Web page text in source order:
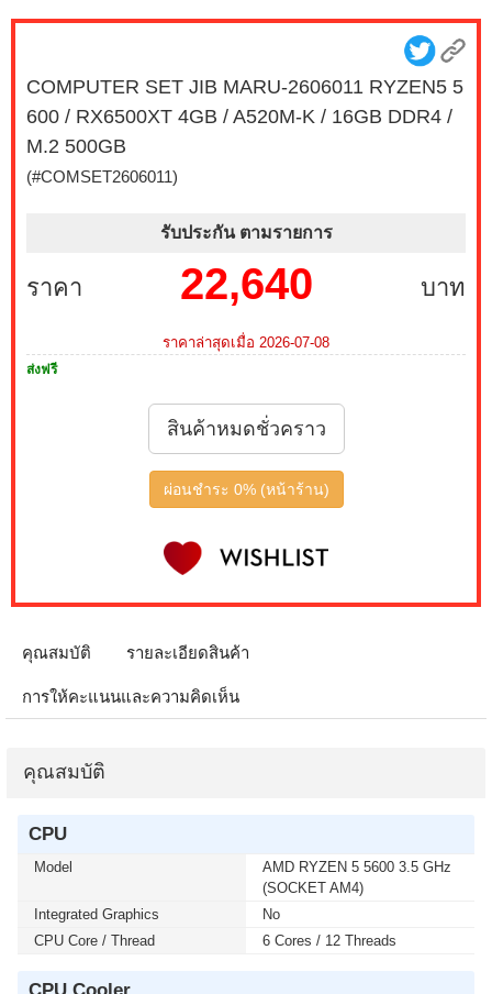
27G550B-B 300Hz G-SYNC-COM (1 เซ็ต ต่อ 1 จอ)
บาท เหลือเพียง 2,300 บาท MONITOR 23.8 MSI IPS
PRO MP243L E14 144Hz FREESYNC (1 เซ็ต ต่อ 1 จอ)
บริการ Onsite Service ติดตั้งคอมพิวเตอร์ถึงบ้านคุณ เมื่อ
ซื้อพร้อมคอมเซ็ต ลดทันที 200 บาท จากปกติ 1,000 บาท
สนใจโปรโมชั่นนี้ ติดต่อ 02-017-4444
เมื่อซื้อพร้อมคอมเซ็ต ลดทันที 790 บาท จากปกติ 3,590
โปรโมชั่นนี้ ติดต่อ 02-017-4444
บาท เหลือเพียง 2,900 บาท MONITOR 24.5 GIGABYTE
IPS GS25F2A SPEAKERS 240Hz (1 เซ็ต ต่อ 1 จอ)
เมื่อซื้อพร้อมคอมเซ็ต ลดทันที 4,000 บาท จากปกติ 9,900
บาท เหลือเพียง 5,900 บาท MONITOR 32 SAMSUNG
COM (1 เซ็ต ต่อ 1 จอ) สนใจโปรโมชั่นนี้ ติดต่อ 02-017-
เมื่อซื้อพร้อมคอมเซ็ต ลดทันที 50 บาท จากปกติ 740 บาท
(MK250) WIRELESS GRAPHITE (1 เซ็ต ต่อ 1 อัน) สนใจ
โปรโมชั่นนี้ ติดต่อ 02-017-4444
บาท เหลือเพียง 3,690 บาท MICROSOFT WINDOWS 11
HOME 64bit Eng Intl 1pk DSP OEI DVD (KW9-00632)(1
บาท เหลือเพียง 4,390 บาท MICROSOFT WINDOWS 11
COMPUTER SET JIB MARU-2606011 RYZEN5 5
600 / RX6500XT 4GB / A520M-K / 16GB DDR4 /
M.2 500GB
(#COMSET2606011)
รับประกัน ตามรายการ
ราคา บาท
22,640
ราคาล่าสุดเมื่อ 2026-07-08
ส่งฟรี
สินค้าหมดชั่วคราว
ผ่อนชำระ 0% (หน้าร้าน)
คุณสมบัติ รายละเอียดสินค้า
การให้คะแนนและความคิดเห็น
คุณสมบัติ
CPU
Model
AMD RYZEN 5 5600 3.5 GHz
(SOCKET AM4)
Integrated Graphics
No
CPU Core / Thread
6 Cores / 12 Threads
CPU Cooler